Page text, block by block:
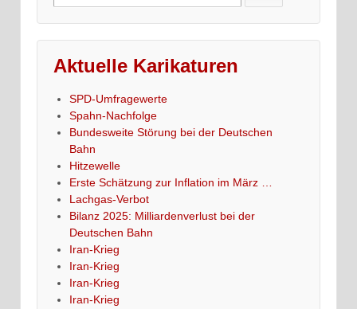
for:
Aktuelle Karikaturen
SPD-Umfragewerte
Spahn-Nachfolge
Bundesweite Störung bei der Deutschen
Bahn
Hitzewelle
Erste Schätzung zur Inflation im März …
Lachgas-Verbot
Bilanz 2025: Milliardenverlust bei der
Deutschen Bahn
Iran-Krieg
Iran-Krieg
Iran-Krieg
Iran-Krieg